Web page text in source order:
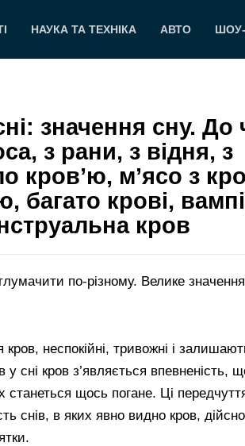
НАУКА ТА ТЕХНІКА АВТО ШОУ-
значення сну. До
з рани, з відня, з
кров’ю, м’ясо з
багато крові,
кров
по-різному. Велике
неспокійні, тривожні і
сні кров з’являється впевненість,
щось погане. Ці
снів, в яких явно видно кров,